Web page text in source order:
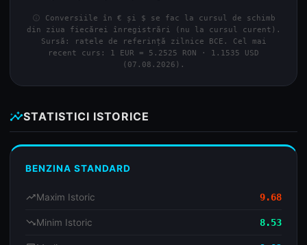
info Conversiile în € și $ se fac la cursul de schimb
din ziua fiecărei înregistrări (nu la cursul curent).
Sursă: ratele de referință zilnice BCE. Cel mai
recent curs: 1 EUR = 5.2525 RON · 1.1535 USD
(07.08.2026).
insightsSTATISTICI ISTORICE
BENZINA STANDARD
trending_upMaxim Istoric 9.68
trending_downMinim Istoric 8.53